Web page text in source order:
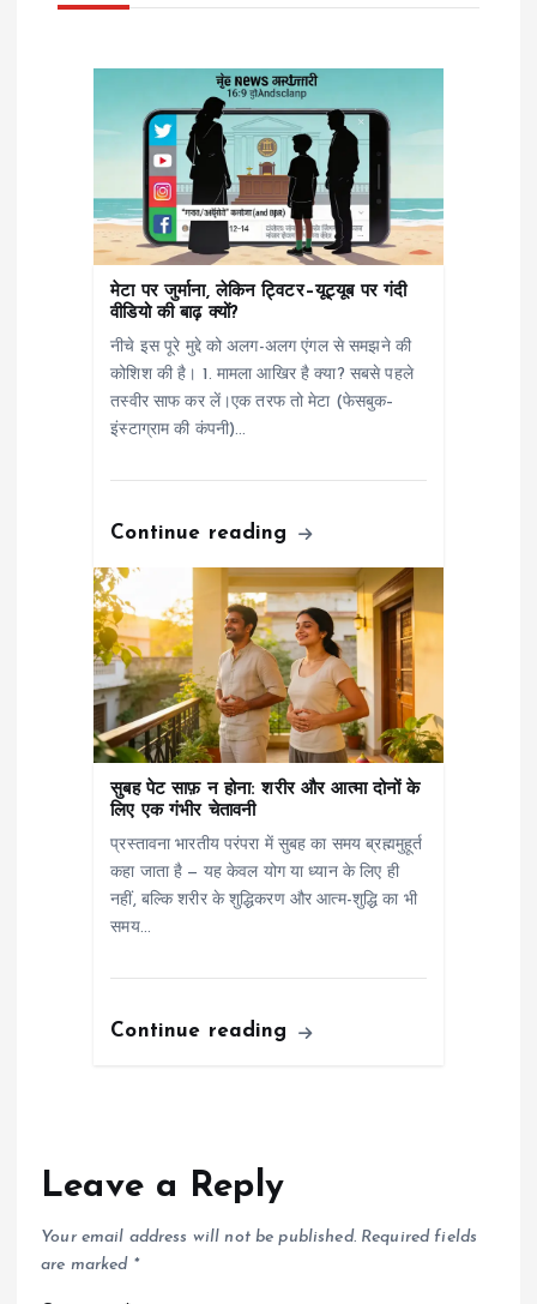
मेटा पर जुर्माना, लेकिन ट्विटर–यूट्यूब पर गंदी
वीडियो की बाढ़ क्यों?
नीचे इस पूरे मुद्दे को अलग-अलग एंगल से समझने की
कोशिश की है। 1. मामला आखिर है क्या? सबसे पहले
तस्वीर साफ कर लें।एक तरफ तो मेटा (फेसबुक–
इंस्टाग्राम की कंपनी)…
Continue reading
सुबह पेट साफ़ न होना: शरीर और आत्मा दोनों के
लिए एक गंभीर चेतावनी
प्रस्तावना भारतीय परंपरा में सुबह का समय ब्रह्ममुहूर्त
कहा जाता है — यह केवल योग या ध्यान के लिए ही
नहीं, बल्कि शरीर के शुद्धिकरण और आत्म-शुद्धि का भी
समय…
Continue reading
Leave a Reply
Your email address will not be published. Required fields
are marked *